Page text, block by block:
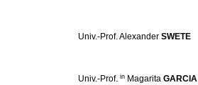
Univ.-Prof. Alexander SWETE
Univ.-Prof. in Magarita GARCIA